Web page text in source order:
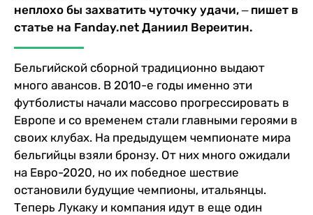
неплохо бы захватить чуточку удачи, ‒ пишет в
статье на Fanday.net Даниил Вереитин.
Бельгийской сборной традиционно выдают
много авансов. В 2010-е годы именно эти
футболисты начали массово прогрессировать в
Европе и со временем стали главными героями в
своих клубах. На предыдущем чемпионате мира
бельгийцы взяли бронзу. От них много ожидали
на Евро-2020, но их победное шествие
остановили будущие чемпионы, итальянцы.
Теперь Лукаку и компания идут в еще один